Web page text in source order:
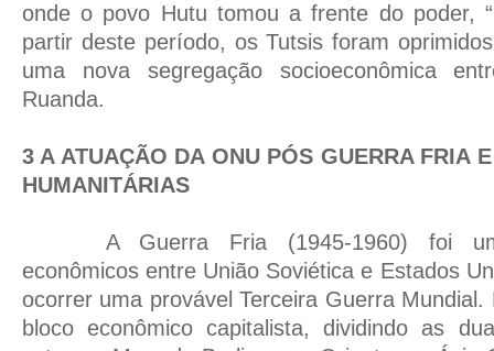
onde o povo Hutu tomou a frente do poder,
partir deste período, os Tutsis foram
uma nova segregação socioeconômica
Ruanda.
3 A ATUAÇÃO DA ONU PÓS GUERRA FRIA
HUMANITÁRIAS
A Guerra Fria (1945-1960) foi
econômicos entre União Soviética e Estados
ocorrer uma provável Terceira Guerra
bloco econômico capitalista, dividindo as